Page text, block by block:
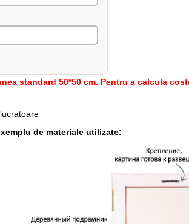
standard 50*50 cm. Pentru a calcula
de materiale utilizate: